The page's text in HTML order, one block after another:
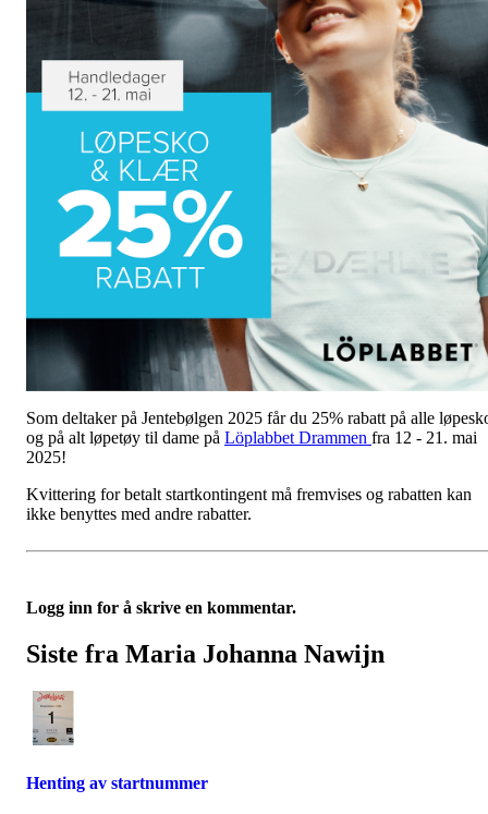
Som deltaker på Jentebølgen 2025 får du 25% rabatt på alle
og på alt løpetøy til dame på Löplabbet Drammen fra 12 - 21. mai
2025!
Kvittering for betalt startkontingent må fremvises og rabatten kan
ikke benyttes med andre rabatter.
Logg inn for å skrive en kommentar.
Siste fra Maria Johanna Nawijn
Henting av startnummer